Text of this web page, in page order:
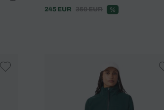
245 EUR
350 EUR %